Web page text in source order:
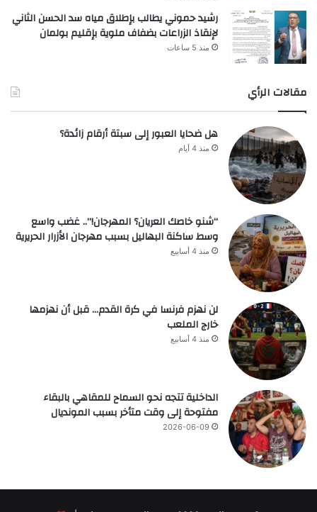
رشيد حموني يطالب بإطلاق مياه سد الحسن الثاني
لإنقاذ الزراعات بضفاف ملوية بإقليم بولمان
منذ 5 ساعات
مقالات الرأي
هل ضحايا العبور إلى سبتة أرقام زائدة؟
منذ 4 أيام
“شنو خاصك العريان؟ المهرجان!”.. غضب واسع
وسط ساكنة البهاليل بسبب مهرجان الأزرار الحريرية
منذ 4 أسابيع
لن نهزم فرنسا في كرة القدم… قبل أن نهزمها
خارج الملعب
منذ 4 أسابيع
الداخلية تتجه نحو السماح للمقاهي بالبقاء
مفتوحة إلى وقت متأخر بسبب المونديال
2026-06-09